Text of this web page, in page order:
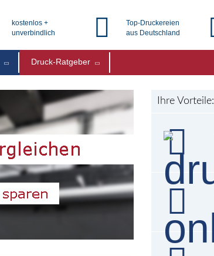
kostenlos +
unverbindlich
Top-Druckereien
aus Deutschland
Druck-Ratgeber
Ihre Vorteile: